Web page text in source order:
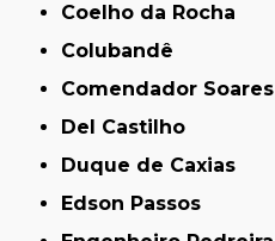
Coelho da Rocha
Colubandê
Comendador Soares
Del Castilho
Duque de Caxias
Edson Passos